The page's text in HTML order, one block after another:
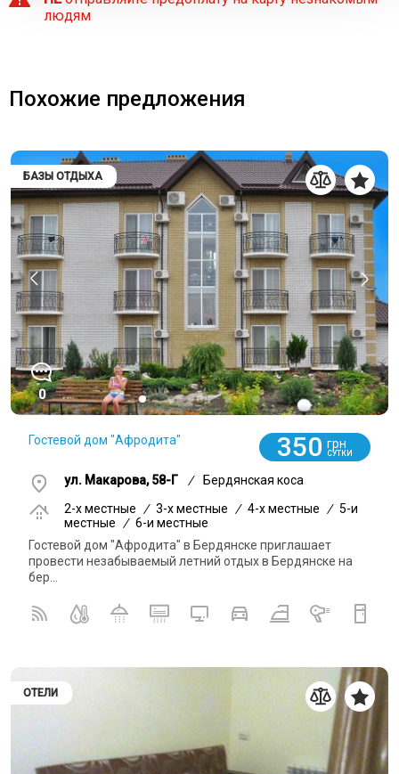
людям
Похожие предложения
БАЗЫ ОТДЫХА
0
Гостевой дом "Афродита" 350 грн
СУТКИ
ул. Макарова, 58-Г /
Бердянская коса
2-x местные
/ 3-x местные / 4-x местные / 5-и
местные
/ 6-и местные
Гостевой дом "Афродита" в Бердянске приглашает
провести незабываемый летний отдых в Бердянске на
бер...
ОТЕЛИ